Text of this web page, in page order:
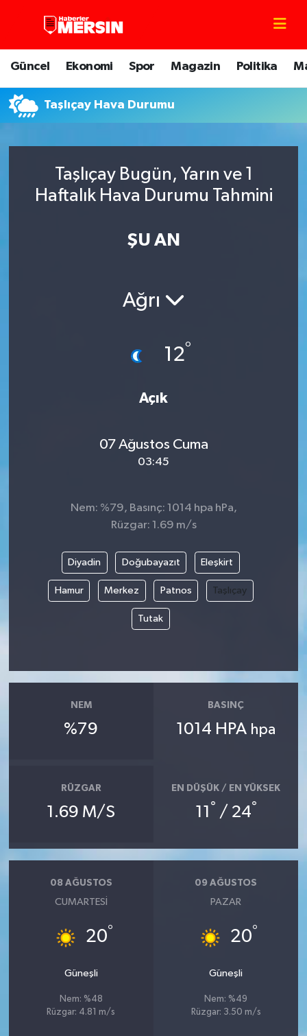
Güncel Ekonomi Spor Magazin Politika
Taşlıçay Hava Durumu
Taşlıçay Bugün, Yarın ve 1
Haftalık Hava Durumu Tahmini
ŞU AN
Ağrı
12°
Açık
07 Ağustos Cuma
03:45
Nem: %79, Basınç: 1014 hpa hPa,
Rüzgar: 1.69 m/s
Diyadin Doğubayazıt Eleşkirt
Hamur Merkez Patnos Taşlıçay
Tutak
NEM
%79
BASINÇ
1014 HPA hpa
RÜZGAR
1.69 M/S
EN DÜŞÜK / EN YÜKSEK
11 ° / 24°
08 AĞUSTOS
CUMARTESI
20°
Güneşli
Nem: %48
Rüzgar: 4.81 m/s
09 AĞUSTOS
PAZAR
20°
Güneşli
Nem: %49
Rüzgar: 3.50 m/s
Mersin Nöbetçi Eczaneler
Mersin Hava Durumu
Mersin Trafik Yoğunluk Haritası
Tüm Manşetler